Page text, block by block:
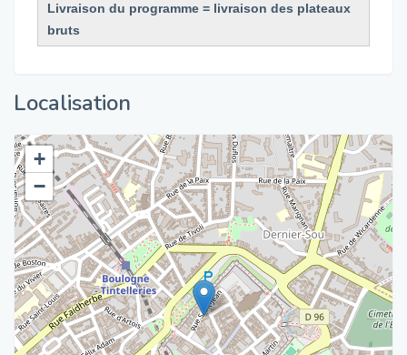
Livraison du programme = livraison des plateaux
bruts
Localisation
+
−